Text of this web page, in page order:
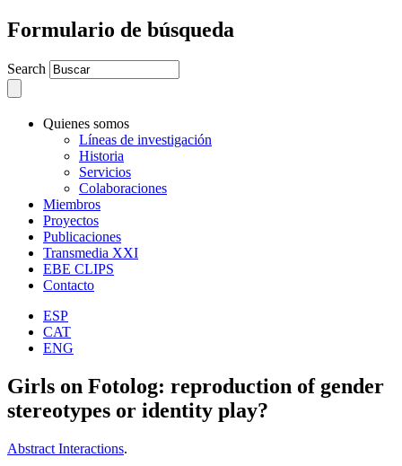
Formulario de búsqueda
Search
Quienes somos
Líneas de investigación
Historia
Servicios
Colaboraciones
Miembros
Proyectos
Publicaciones
Transmedia XXI
EBE CLIPS
Contacto
ESP
CAT
ENG
Girls on Fotolog: reproduction of gender
stereotypes or identity play?
Abstract Interactions.